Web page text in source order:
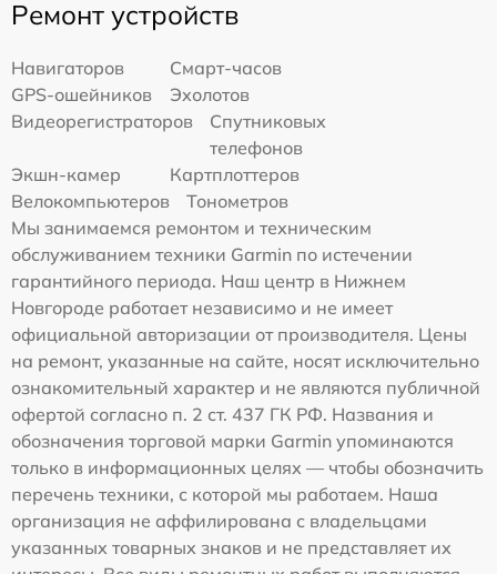
Ремонт устройств
Навигаторов
Смарт-часов
GPS-ошейников
Эхолотов
Видеорегистраторов
Спутниковых
телефонов
Экшн-камер
Картплоттеров
Велокомпьютеров
Тонометров
Мы занимаемся ремонтом и техническим
обслуживанием техники Garmin по истечении
гарантийного периода. Наш центр в Нижнем
Новгороде работает независимо и не имеет
официальной авторизации от производителя. Цены
на ремонт, указанные на сайте, носят исключительно
ознакомительный характер и не являются публичной
офертой согласно п. 2 ст. 437 ГК РФ. Названия и
обозначения торговой марки Garmin упоминаются
только в информационных целях — чтобы обозначить
перечень техники, с которой мы работаем. Наша
организация не аффилирована с владельцами
указанных товарных знаков и не представляет их